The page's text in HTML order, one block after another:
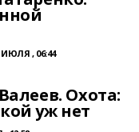
ИЮЛЯ , 06:44
Охота:
уж нет